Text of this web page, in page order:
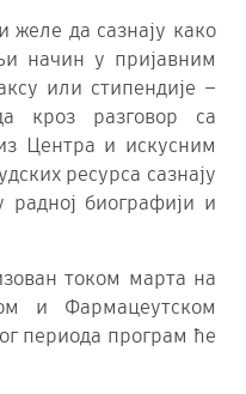
желе да сазнају како
начин у пријавним
или стипендије –
кроз разговор са
Центра и искусним
ресурса сазнају
радној биографији и
током марта на
и Фармацеутском
периода програм ће